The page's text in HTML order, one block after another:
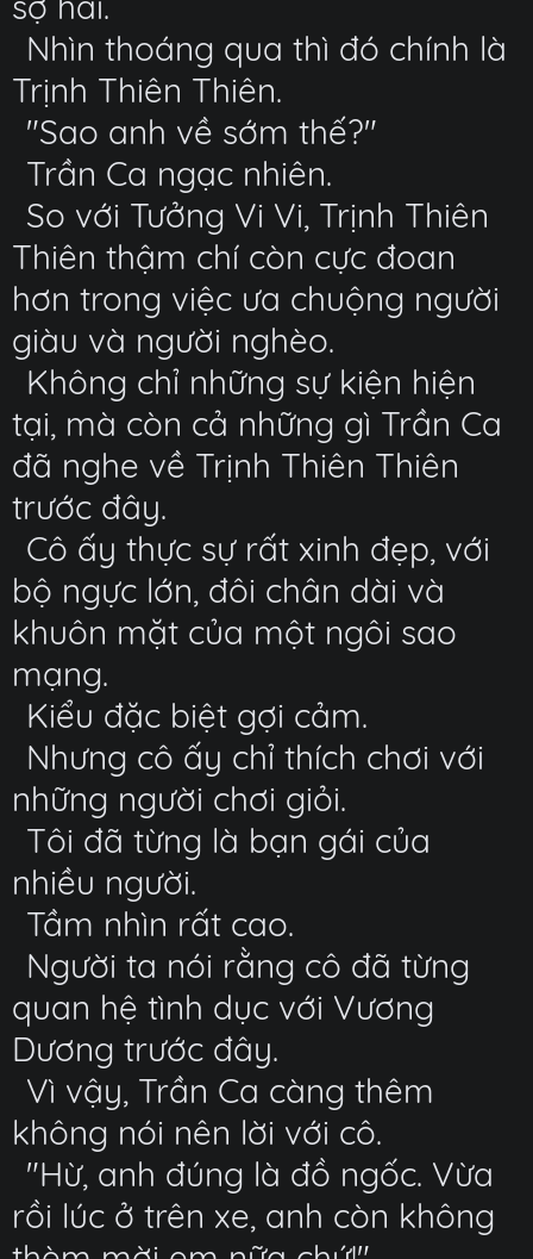
Nhìn thoáng qua thì đó chính là
Trịnh Thiên Thiên.
"Sao anh về sớm thế?"
Trần Ca ngạc nhiên.
So với Tưởng Vi Vi, Trịnh Thiên
Thiên thậm chí còn cực đoan
hơn trong việc ưa chuộng người
giàu và người nghèo.
Không chỉ những sự kiện hiện
tại, mà còn cả những gì Trần Ca
đã nghe về Trịnh Thiên Thiên
trước đây.
Cô ấy thực sự rất xinh đẹp, với
bộ ngực lớn, đôi chân dài và
khuôn mặt của một ngôi sao
mạng.
Kiểu đặc biệt gợi cảm.
Nhưng cô ấy chỉ thích chơi với
những người chơi giỏi.
Tôi đã từng là bạn gái của
nhiều người.
Tầm nhìn rất cao.
Người ta nói rằng cô đã từng
quan hệ tình dục với Vương
Dương trước đây.
Vì vậy, Trần Ca càng thêm
không nói nên lời với cô.
"Hừ, anh đúng là đồ ngốc. Vừa
rồi lúc ở trên xe, anh còn không